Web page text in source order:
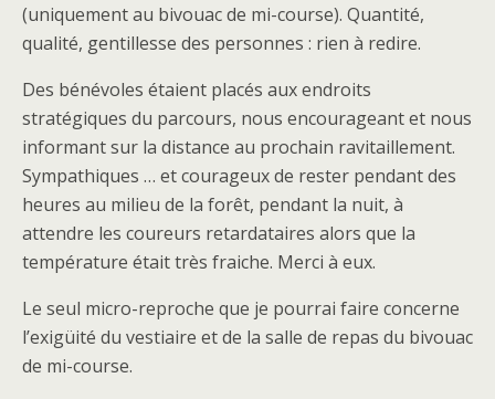
(uniquement au bivouac de mi-course). Quantité,
qualité, gentillesse des personnes : rien à redire.
Des bénévoles étaient placés aux endroits
stratégiques du parcours, nous encourageant et nous
informant sur la distance au prochain ravitaillement.
Sympathiques … et courageux de rester pendant des
heures au milieu de la forêt, pendant la nuit, à
attendre les coureurs retardataires alors que la
température était très fraiche. Merci à eux.
Le seul micro-reproche que je pourrai faire concerne
l’exigüité du vestiaire et de la salle de repas du bivouac
de mi-course.